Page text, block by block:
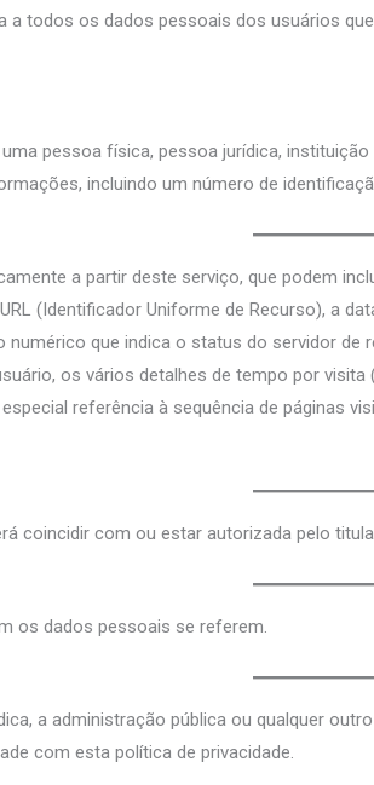
a todos os dados pessoais dos usuários
pessoa física, pessoa jurídica,
incluindo um número de
a partir deste serviço, que podem
(Identificador Uniforme de Recurso), a
que indica o status do servidor
os vários detalhes de tempo por
referência à sequência de páginas
coincidir com ou estar autorizada pelo
os dados pessoais se referem.
a administração pública ou qualquer
com esta política de privacidade.